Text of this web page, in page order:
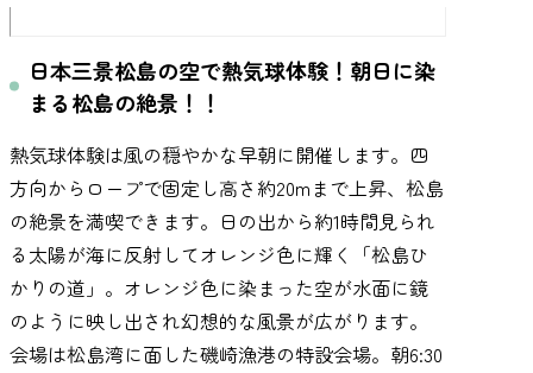
日本三景松島の空で熱気球体験！朝日に染
まる松島の絶景！！
熱気球体験は風の穏やかな早朝に開催します。四
方向からロープで固定し高さ約20mまで上昇、松島
の絶景を満喫できます。日の出から約1時間見られ
る太陽が海に反射してオレンジ色に輝く「松島ひ
かりの道」。オレンジ色に染まった空が水面に鏡
のように映し出され幻想的な風景が広がります。
会場は松島湾に面した磯崎漁港の特設会場。朝6:30